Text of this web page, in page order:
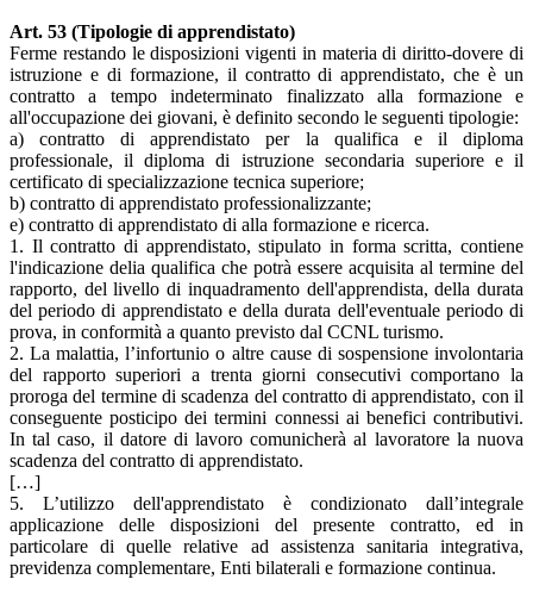
Art. 53 (Tipologie di apprendistato)
Ferme restando le disposizioni vigenti in materia di diritto-dovere di
istruzione e di formazione, il contratto di apprendistato, che è un
contratto a tempo indeterminato finalizzato alla formazione e
all'occupazione dei giovani, è definito secondo le seguenti tipologie:
a) contratto di apprendistato per la qualifica e il diploma
professionale, il diploma di istruzione secondaria superiore e il
certificato di specializzazione tecnica superiore;
b) contratto di apprendistato professionalizzante;
e) contratto di apprendistato di alla formazione e ricerca.
1. Il contratto di apprendistato, stipulato in forma scritta, contiene
l'indicazione delia qualifica che potrà essere acquisita al termine del
rapporto, del livello di inquadramento dell'apprendista, della durata
del periodo di apprendistato e della durata dell'eventuale periodo di
prova, in conformità a quanto previsto dal CCNL turismo.
2. La malattia, l’infortunio o altre cause di sospensione involontaria
del rapporto superiori a trenta giorni consecutivi comportano la
proroga del termine di scadenza del contratto di apprendistato, con il
conseguente posticipo dei termini connessi ai benefici contributivi.
In tal caso, il datore di lavoro comunicherà al lavoratore la nuova
scadenza del contratto di apprendistato.
[…]
5. L’utilizzo dell'apprendistato è condizionato dall’integrale
applicazione delle disposizioni del presente contratto, ed in
particolare di quelle relative ad assistenza sanitaria integrativa,
previdenza complementare, Enti bilaterali e formazione continua.